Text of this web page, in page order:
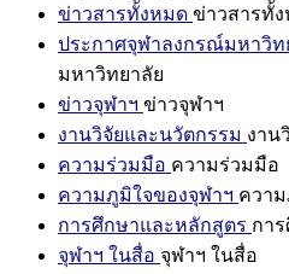
ข่าวสารทั้งหมด ข่าวสารทั้
ประกาศจุฬาลงกรณ์มหาวิท
มหาวิทยาลัย
ข่าวจุฬาฯ ข่าวจุฬาฯ
งานวิจัยและนวัตกรรม งาน
ความร่วมมือ ความร่วมมือ
ความภูมิใจของจุฬาฯ ควา
การศึกษาและหลักสูตร กา
จุฬาฯ ในสื่อ จุฬาฯ ในสื่อ